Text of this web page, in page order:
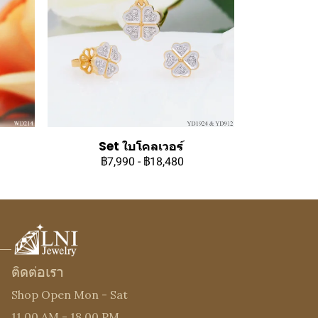
Set ใบโคลเวอร์
฿7,990 - ฿18,480
ติดต่อเรา
Shop Open Mon - Sat